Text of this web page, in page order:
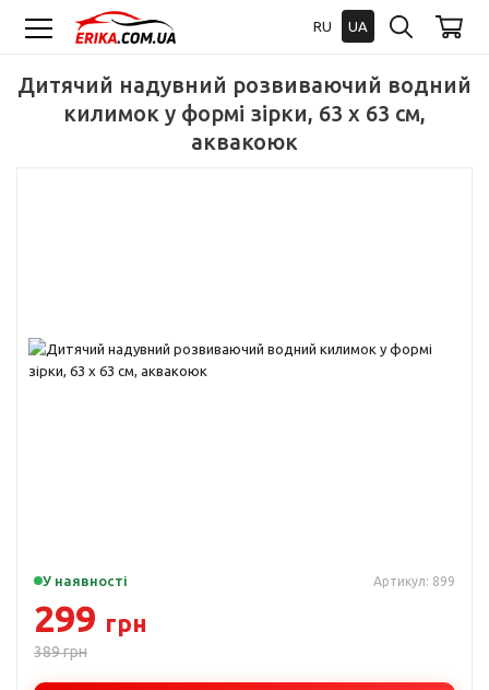
RU UA
Дитячий надувний розвиваючий водний
килимок у формі зірки, 63 х 63 см,
аквакоюк
У наявності Артикул: 899
299 грн
389грн